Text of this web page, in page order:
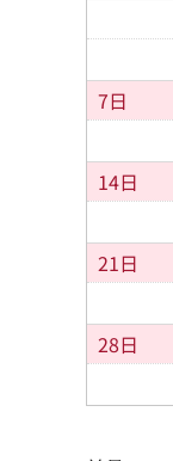
7日
14日
21日
28日